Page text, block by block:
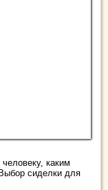
каким
сиделки для